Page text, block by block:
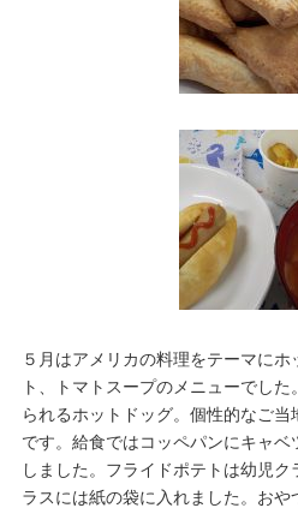
５月はアメリカの料理をテーマに
ト、トマトスープのメニューでし
られるホットドッグ。個性的なご当
です。給食ではコッペパンにキャ
しました。フライドポテトは幼児
ラスには紙の袋に入れました。お